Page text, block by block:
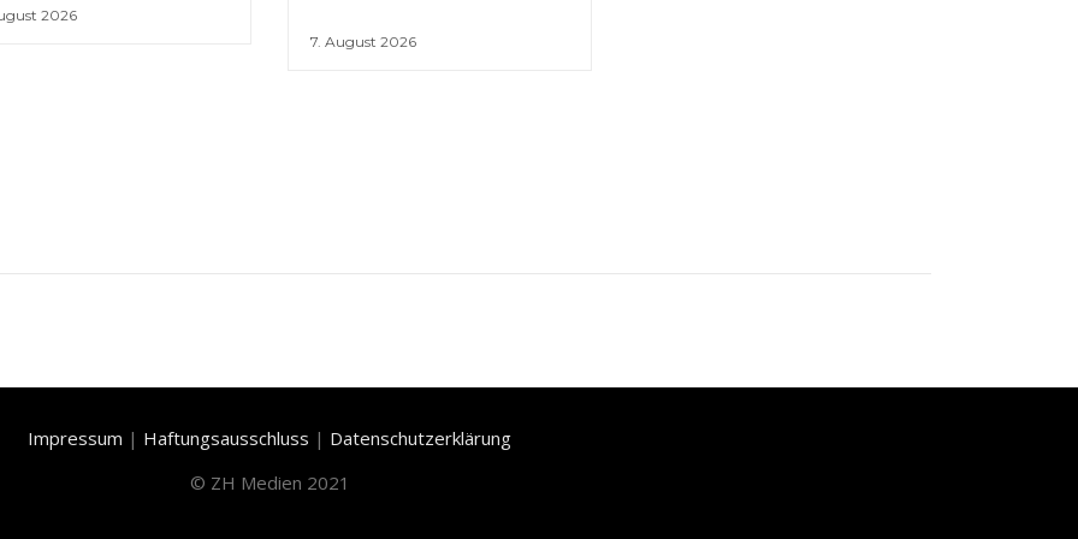
2026
7. August 2026
Impressum | Haftungsausschluss | Datenschutzerklärung
© ZH Medien 2021